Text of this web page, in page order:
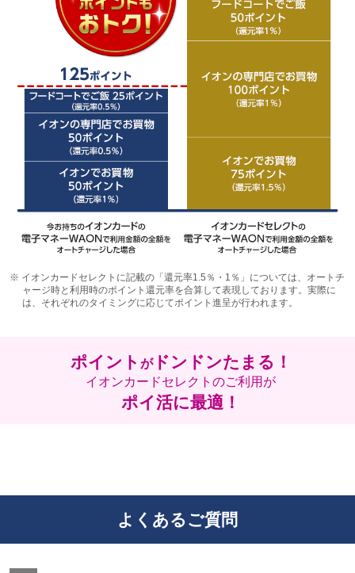
※ イオンカードセレクトに記載の「還元率1.5％・1％」については、オートチ
ャージ時と利用時のポイント還元率を合算して表現しております。実際に
は、それぞれのタイミングに応じてポイント進呈が行われます。
ポイント がドンドンたまる！
イオンカードセレクトのご利用が
ポイ活に最適！
よくあるご質問